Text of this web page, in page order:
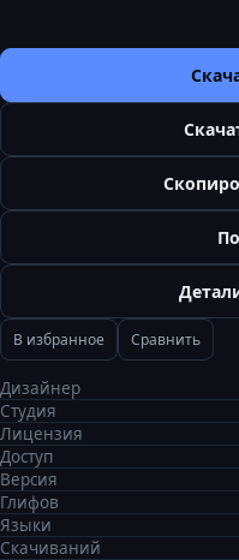
В избранное Сравнить
Дизайнер
Студия
Лицензия
Доступ
Версия
Глифов
Языки
Скачиваний